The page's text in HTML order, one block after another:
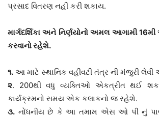
પ્રસાદ વિતરણ નહીં કરી શકાય.
માર્ગદર્શિકા અને નિર્ણયોનો અમલ આગામી
કરવાનો રહેશે.
૧. આ માટે સ્થાનિક વહીવટી તંત્ર ની મંજુરી
૨. 200થી વધુ વ્યક્તિઓ એકત્રીત થઈ
કાર્યક્રમનો સમય એક કલાકનો જ રહેશે.
૩. નોંધનીય છે કે આ તમામ એસ ઓ પી નું